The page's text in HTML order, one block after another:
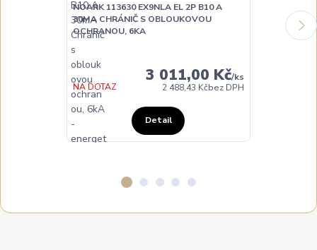
NOARK 113630 EX9NLA EL 2P B10 A
30MA CHRÁNIČ S OBLOUKOVOU
OCHRANOU, 6KA
3 011,00 Kč/ks
2 488,43 Kčbez DPH
NA DOTAZ
Detail
NOARK
30MA